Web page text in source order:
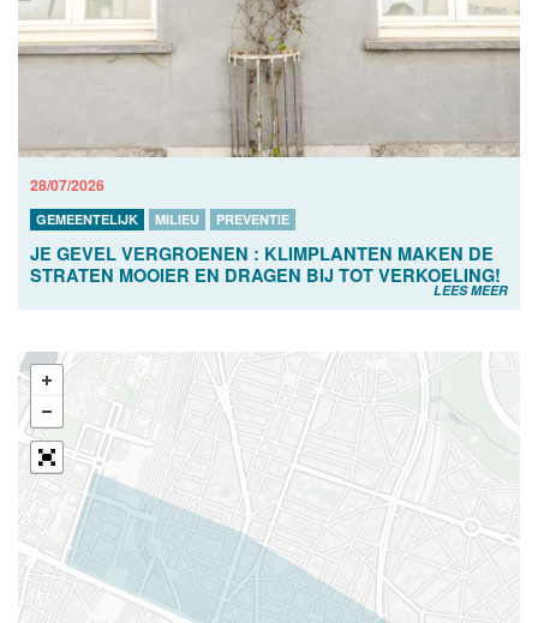
28/07/2026
GEMEENTELIJK MILIEU PREVENTIE
JE GEVEL VERGROENEN : KLIMPLANTEN MAKEN DE
STRATEN MOOIER EN DRAGEN BIJ TOT VERKOELING!
LEES MEER